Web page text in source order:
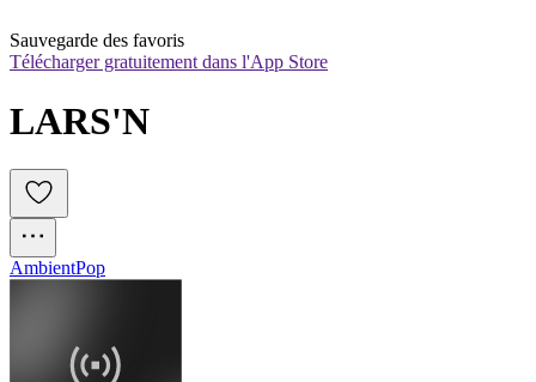
Sauvegarde des favoris
Télécharger gratuitement dans l'App Store
LARS'N
AmbientPop